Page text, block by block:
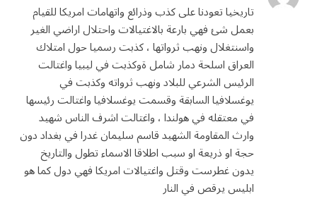
تاريخيا تعودنا على كذب وذرائع واتهامات امريكا للقيام
بعمل شئ فهي بارعة بالاغتيالات واحتلال اراضي الغير
واسنتغلال ونهب ثرواتها ، كذبت رسميا حول امتلاك
العراق اسلحة دمار شامل ةوكذبت في ليبيا واغتالت
الرئيس الشرعي للبلاد ونهب ثرواته وكذبت في
يوغسلافيا السابقة وقسمت يوغسلافيا واغتالت رئيسها
في معتقله في هولندا ، واغتالت اشرف الناس شهيد
وارث المقاومة الشهيد قاسم سليمان غدرا في بغداد دون
حجة او ذريعة او سبب اطلاقا الاسماء تطول والتاريخ
يدون غطرست وقتل واغتيالات امريكا فهي دول كما هو
ابليس يرقص في النار